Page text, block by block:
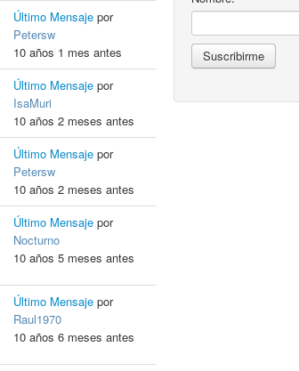
Último Mensaje por
Petersw
10 años 1 mes antes
Último Mensaje por
IsaMuri
10 años 2 meses antes
Último Mensaje por
Petersw
10 años 2 meses antes
Último Mensaje por
Nocturno
10 años 5 meses antes
Último Mensaje por
Raul1970
10 años 6 meses antes